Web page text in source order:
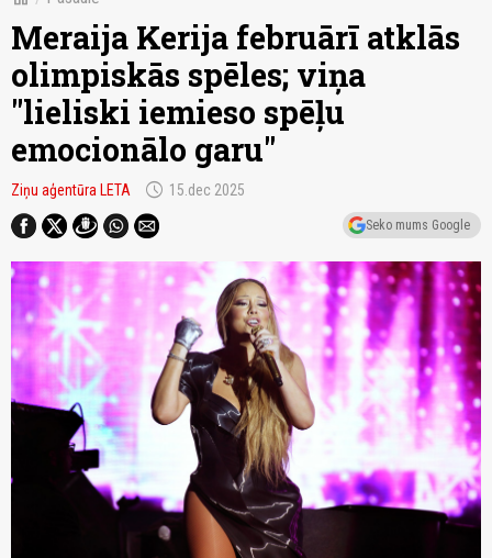
Meraija Kerija februārī atklās
olimpiskās spēles; viņa
"lieliski iemieso spēļu
emocionālo garu"
Ziņu aģentūra LETA schedule 15.dec 2025
Seko mums Google